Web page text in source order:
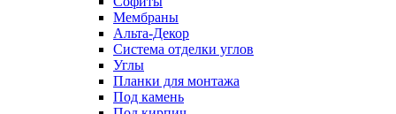
Мембраны
Альта-Декор
Система отделки углов
Углы
Планки для монтажа
Под камень